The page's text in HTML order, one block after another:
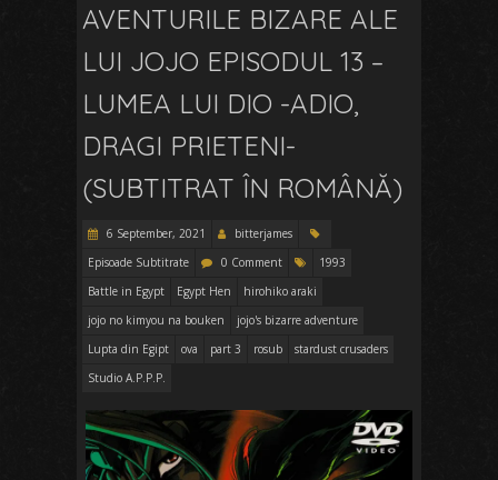
AVENTURILE BIZARE ALE
LUI JOJO EPISODUL 13 –
LUMEA LUI DIO -ADIO,
DRAGI PRIETENI-
(SUBTITRAT ÎN ROMÂNĂ)
6 September, 2021
bitterjames
Episoade Subtitrate
0 Comment
1993
Battle in Egypt
Egypt Hen
hirohiko araki
jojo no kimyou na bouken
jojo's bizarre adventure
Lupta din Egipt
ova part 3 rosub
stardust crusaders
Studio A.P.P.P.